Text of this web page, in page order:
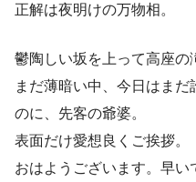
正解は夜明けの万物相。
鬱陶しい坂を上って高座の
まだ薄暗い中、今日はま
のに、先客の爺婆。
表面だけ愛想良くご挨拶。
おはようございます。早い